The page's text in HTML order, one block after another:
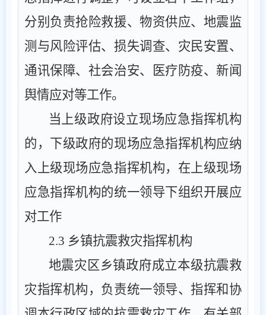
分别负责抢险救援、物资供应、地震监
测与风险评估、损失调查、灾民安置、
通讯保障、社会治安、医疗防疫、 新闻
舆情应对等工作。
当上级政府设立现场应急指挥机构
的，下级政府的现场应急指挥机构应纳
入上级现场应急指挥机构，在上级现场
应急指挥机构的统一领导下组织开展应
对工作
2.3 乡镇抗震救灾指挥机构
地震灾区 乡镇政府成立本级抗震救
灾指挥机构，负责统一领导、指挥和协